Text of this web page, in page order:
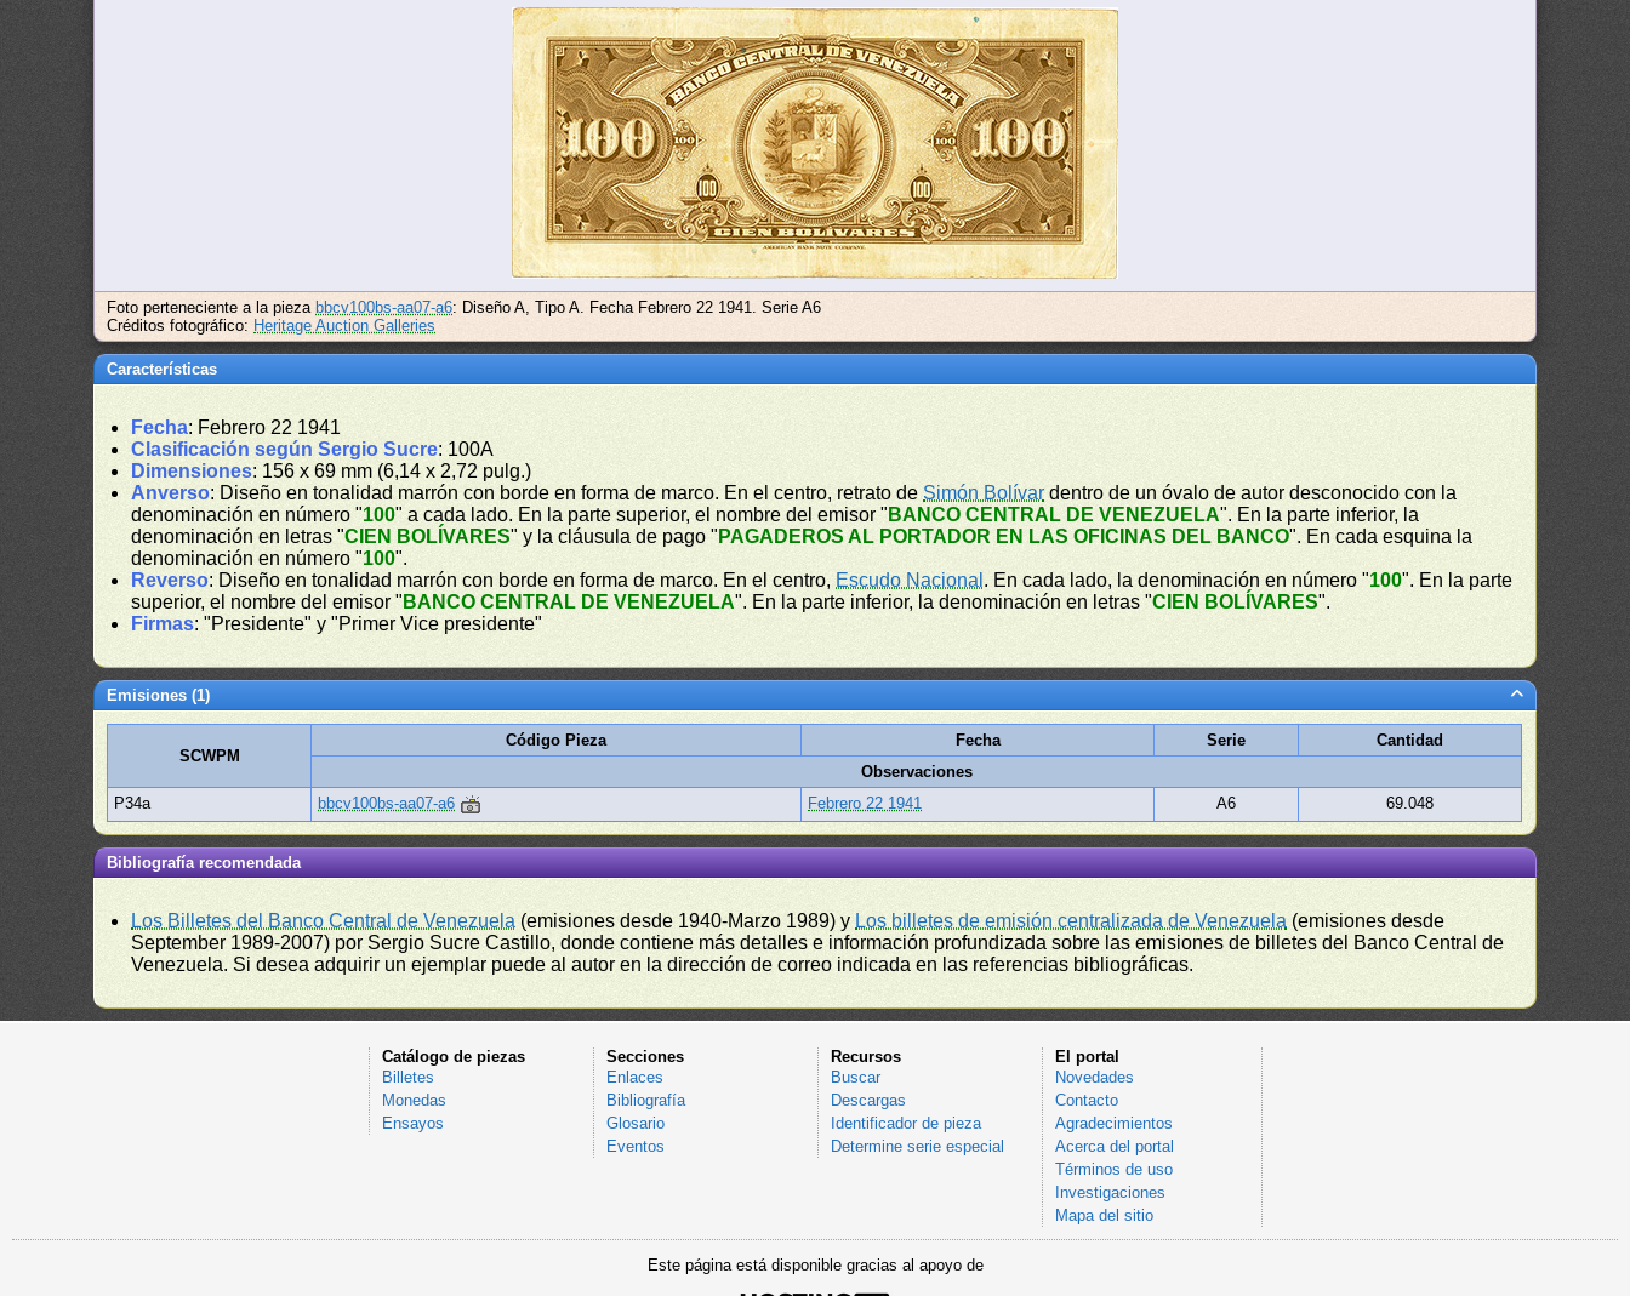
Foto perteneciente a la pieza bbcv100bs-aa07-a6: Diseño A, Tipo A. Fecha Febrero 22 1941. Serie A6
Créditos fotográfico: Heritage Auction Galleries
Características
Fecha: Febrero 22 1941
Clasificación según Sergio Sucre: 100A
Dimensiones: 156 x 69 mm (6,14 x 2,72 pulg.)
Anverso: Diseño en tonalidad marrón con borde en forma de marco. En el centro, retrato de Simón Bolívar dentro de un óvalo de autor desconocido con la
denominación en número "100" a cada lado. En la parte superior, el nombre del emisor " BANCO CENTRAL DE VENEZUELA". En la parte inferior, la
denominación en letras "CIEN BOLÍVARES" y la cláusula de pago " PAGADEROS AL PORTADOR EN LAS OFICINAS DEL BANCO". En cada esquina la
denominación en número "100".
Reverso: Diseño en tonalidad marrón con borde en forma de marco. En el centro, Escudo Nacional . En cada lado, la denominación en número "100". En la parte
superior, el nombre del emisor " BANCO CENTRAL DE VENEZUELA". En la parte inferior, la denominación en letras "CIEN BOLÍVARES".
Firmas: "Presidente" y "Primer Vice presidente"
Emisiones (1)
SCWPM
Código Pieza Fecha Serie
Cantidad
Observaciones
P34a
bbcv100bs-aa07-a6 Febrero 22 1941 A6 69.048
Bibliografía recomendada
Los Billetes del Banco Central de Venezuela (emisiones desde 1940-Marzo 1989) y Los billetes de emisión centralizada de Venezuela (emisiones desde
September 1989-2007) por Sergio Sucre Castillo, donde contiene más detalles e información profundizada sobre las emisiones de billetes del Banco Central de
Venezuela. Si desea adquirir un ejemplar puede al autor en la dirección de correo indicada en las referencias bibliográficas.
Catálogo de piezas
Billetes
Monedas
Ensayos
Secciones
Enlaces
Bibliografía
Glosario
Eventos
Recursos
Buscar
Descargas
Identificador de pieza
Determine serie especial
El portal
Novedades
Contacto
Agradecimientos
Acerca del portal
Términos de uso
Investigaciones
Mapa del sitio
Este página está disponible gracias al apoyo de